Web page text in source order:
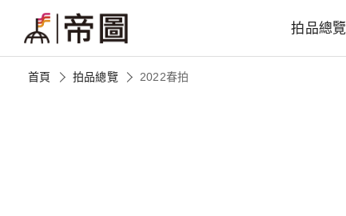
拍品總覽
首頁 拍品總覽 2022春拍